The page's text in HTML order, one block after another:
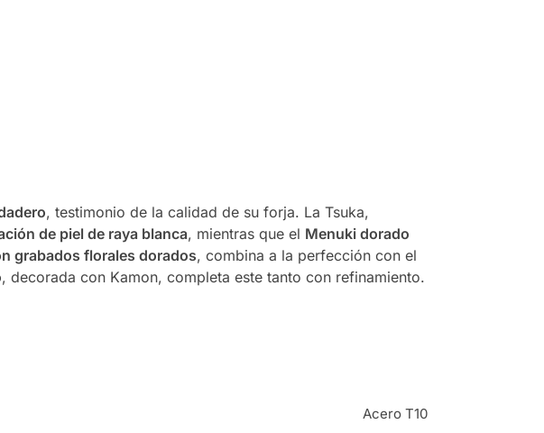
, testimonio de la calidad de su forja. La Tsuka,
de piel de raya blanca, mientras que el Menuki dorado
grabados florales dorados, combina a la perfección con el
, decorada con Kamon, completa este tanto con refinamiento.
Acero T10